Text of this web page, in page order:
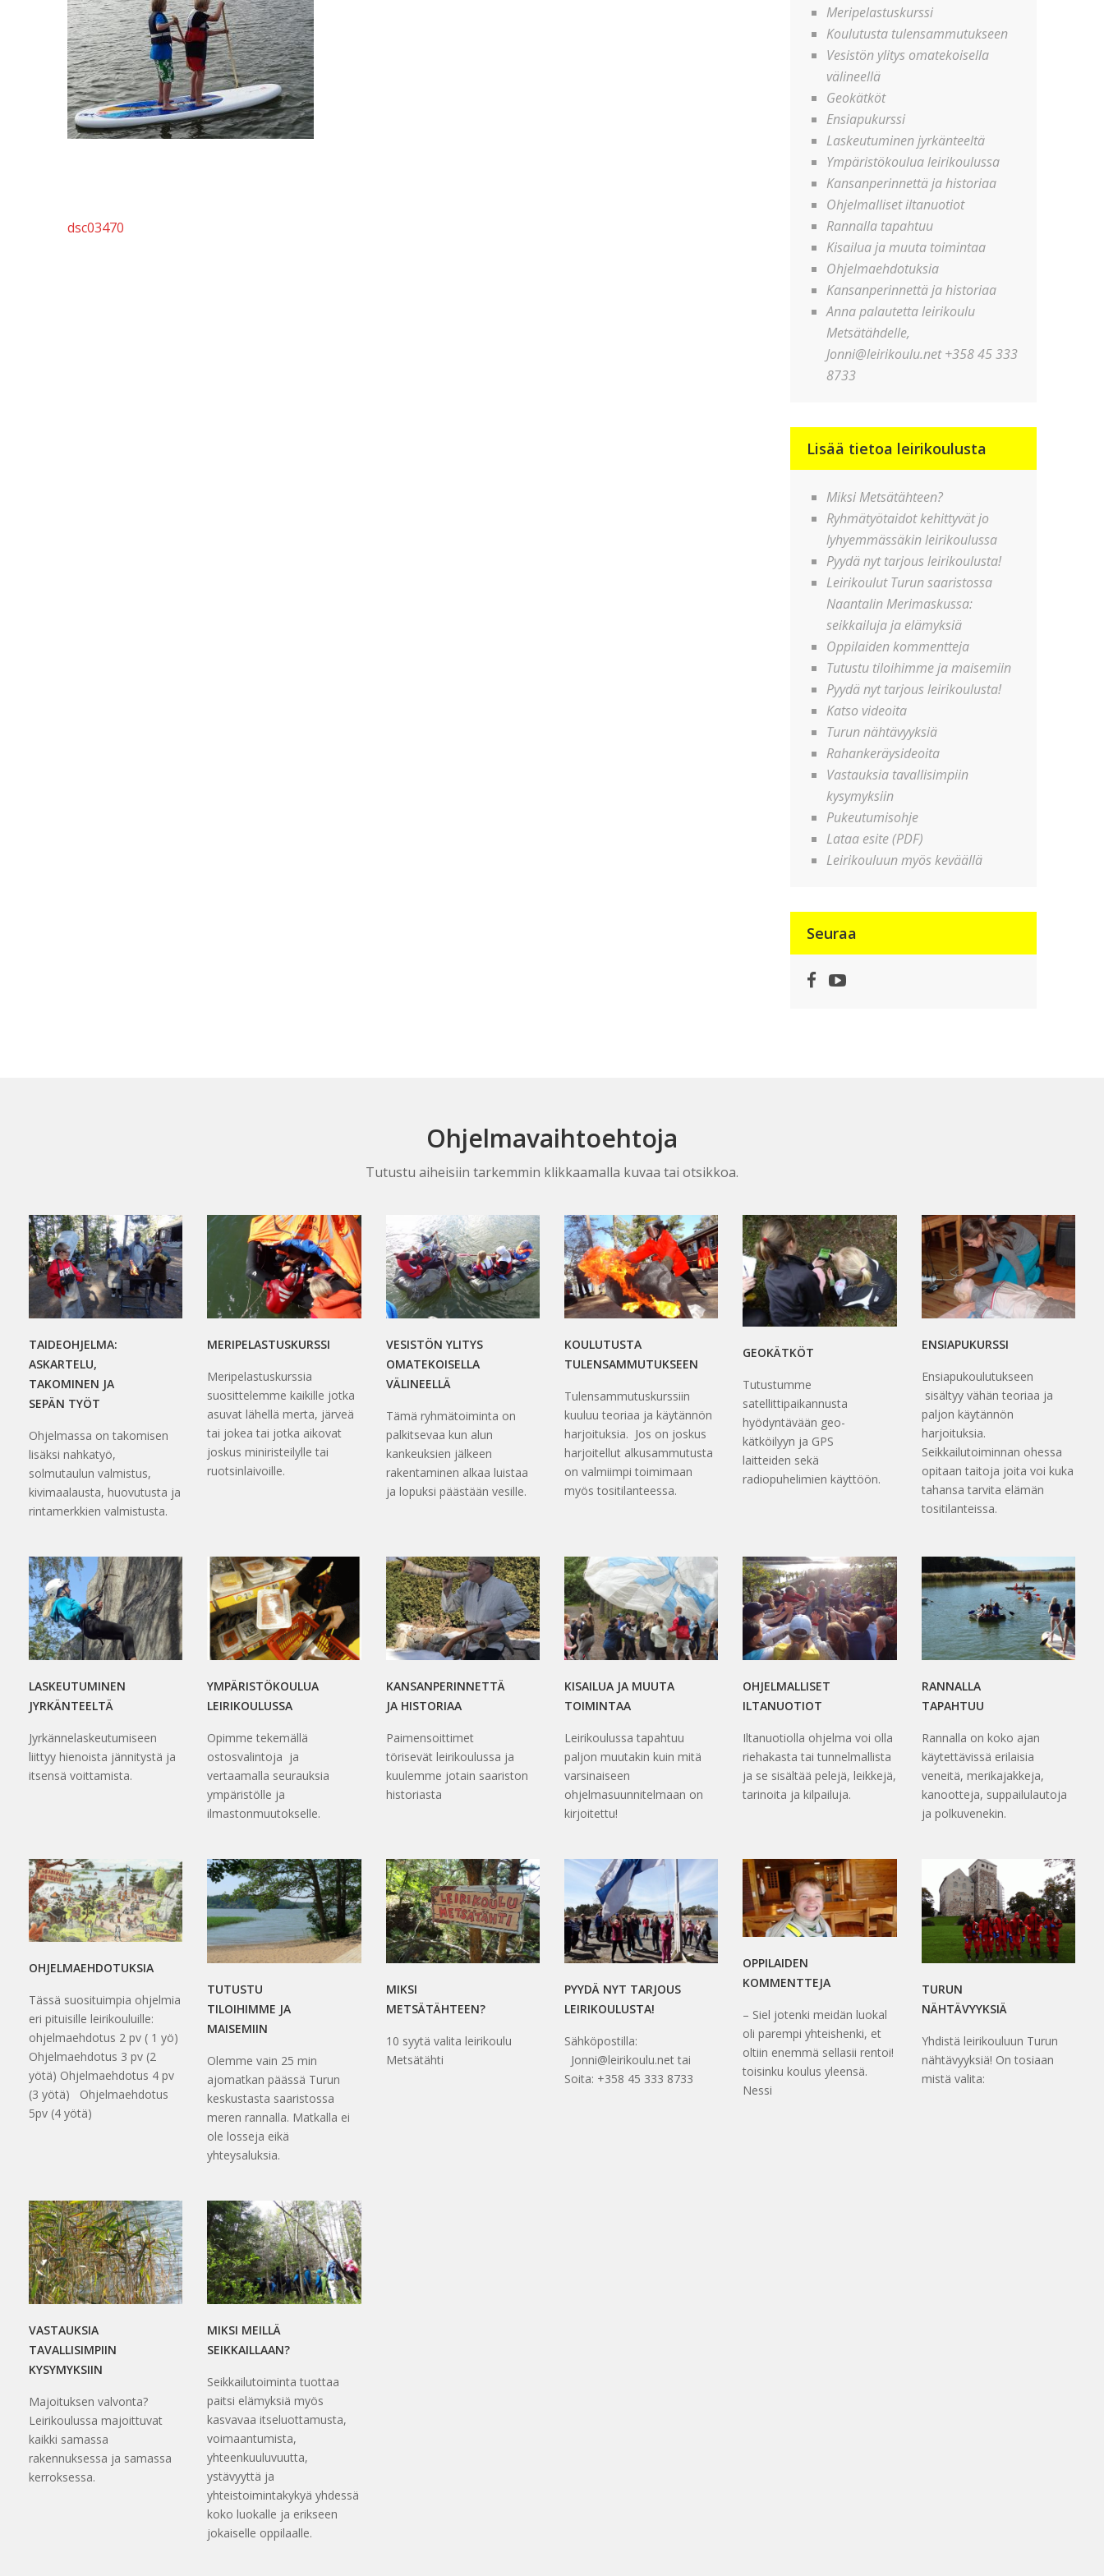
Artikkelien
dsc03470
Meripelastuskurssi
Koulutusta tulensammutukseen
Vesistön ylitys omatekoisella
välineellä
Geokätköt
Ensiapukurssi
Laskeutuminen jyrkänteeltä
Ympäristökoulua leirikoulussa
Kansanperinnettä ja historiaa
Ohjelmalliset iltanuotiot
Rannalla tapahtuu
Kisailua ja muuta toimintaa
Ohjelmaehdotuksia
Kansanperinnettä ja historiaa
Anna palautetta leirikoulu
Metsätähdelle,
Jonni@leirikoulu.net +358 45 333
8733
Lisää tietoa leirikoulusta
Miksi Metsätähteen?
Ryhmätyötaidot kehittyvät jo
lyhyemmässäkin leirikoulussa
Pyydä nyt tarjous leirikoulusta!
Leirikoulut Turun saaristossa
Naantalin Merimaskussa:
seikkailuja ja elämyksiä
Oppilaiden kommentteja
Tutustu tiloihimme ja maisemiin
Pyydä nyt tarjous leirikoulusta!
Katso videoita
Turun nähtävyyksiä
Rahankeräysideoita
Vastauksia tavallisimpiin
kysymyksiin
Pukeutumisohje
Lataa esite (PDF)
Leirikouluun myös keväällä
Seuraa
Facebook
YouTube
Ohjelmavaihtoehtoja
Tutustu aiheisiin tarkemmin klikkaamalla kuvaa tai otsikkoa.
TAIDEOHJELMA:
ASKARTELU,
TAKOMINEN JA
SEPÄN TYÖT
Ohjelmassa on takomisen
lisäksi nahkatyö,
solmutaulun valmistus,
kivimaalausta, huovutusta ja
rintamerkkien valmistusta.
MERIPELASTUSKURSSI
Meripelastuskurssia
suosittelemme kaikille jotka
asuvat lähellä merta, järveä
tai jokea tai jotka aikovat
joskus miniristeilylle tai
ruotsinlaivoille.
VESISTÖN YLITYS
OMATEKOISELLA
VÄLINEELLÄ
Tämä ryhmätoiminta on
palkitsevaa kun alun
kankeuksien jälkeen
rakentaminen alkaa luistaa
ja lopuksi päästään vesille.
KOULUTUSTA
TULENSAMMUTUKSEEN
Tulensammutuskurssiin
kuuluu teoriaa ja käytännön
harjoituksia. Jos on joskus
harjoitellut alkusammutusta
on valmiimpi toimimaan
myös tositilanteessa.
GEOKÄTKÖT
Tutustumme
satellittipaikannusta
hyödyntävään geo-
kätköilyyn ja GPS
laitteiden sekä
radiopuhelimien käyttöön.
ENSIAPUKURSSI
Ensiapukoulutukseen
sisältyy vähän teoriaa ja
paljon käytännön
harjoituksia.
Seikkailutoiminnan ohessa
opitaan taitoja joita voi kuka
tahansa tarvita elämän
tositilanteissa.
LASKEUTUMINEN
JYRKÄNTEELTÄ
Jyrkännelaskeutumiseen
liittyy hienoista jännitystä ja
itsensä voittamista.
YMPÄRISTÖKOULUA
LEIRIKOULUSSA
Opimme tekemällä
ostosvalintoja ja
vertaamalla seurauksia
ympäristölle ja
ilmastonmuutokselle.
KANSANPERINNETTÄ
JA HISTORIAA
Paimensoittimet
törisevät leirikoulussa ja
kuulemme jotain saariston
historiasta
KISAILUA JA MUUTA
TOIMINTAA
Leirikoulussa tapahtuu
paljon muutakin kuin mitä
varsinaiseen
ohjelmasuunnitelmaan on
kirjoitettu!
OHJELMALLISET
ILTANUOTIOT
Iltanuotiolla ohjelma voi olla
riehakasta tai tunnelmallista
ja se sisältää pelejä, leikkejä,
tarinoita ja kilpailuja.
RANNALLA
TAPAHTUU
Rannalla on koko ajan
käytettävissä erilaisia
veneitä, merikajakkeja,
kanootteja, suppailulautoja
ja polkuvenekin.
OHJELMAEHDOTUKSIA
Tässä suosituimpia ohjelmia
eri pituisille leirikouluille:
ohjelmaehdotus 2 pv ( 1 yö)
Ohjelmaehdotus 3 pv (2
yötä) Ohjelmaehdotus 4 pv
(3 yötä) Ohjelmaehdotus
5pv (4 yötä)
TUTUSTU
TILOIHIMME JA
MAISEMIIN
Olemme vain 25 min
ajomatkan päässä Turun
keskustasta saaristossa
meren rannalla. Matkalla ei
ole losseja eikä
yhteysaluksia.
MIKSI
METSÄTÄHTEEN?
10 syytä valita leirikoulu
Metsätähti
PYYDÄ NYT TARJOUS
LEIRIKOULUSTA!
Sähköpostilla:
Jonni@leirikoulu.net tai
Soita: +358 45 333 8733
OPPILAIDEN
KOMMENTTEJA
– Siel jotenki meidän luokal
oli parempi yhteishenki, et
oltiin enemmä sellasii rentoi!
toisinku koulus yleensä.
Nessi
TURUN
NÄHTÄVYYKSIÄ
Yhdistä leirikouluun Turun
nähtävyyksiä! On tosiaan
mistä valita:
VASTAUKSIA
TAVALLISIMPIIN
KYSYMYKSIIN
Majoituksen valvonta?
Leirikoulussa majoittuvat
kaikki samassa
rakennuksessa ja samassa
kerroksessa.
MIKSI MEILLÄ
SEIKKAILLAAN?
Seikkailutoiminta tuottaa
paitsi elämyksiä myös
kasvavaa itseluottamusta,
voimaantumista,
yhteenkuuluvuutta,
ystävyyttä ja
yhteistoimintakykyä yhdessä
koko luokalle ja erikseen
jokaiselle oppilaalle.